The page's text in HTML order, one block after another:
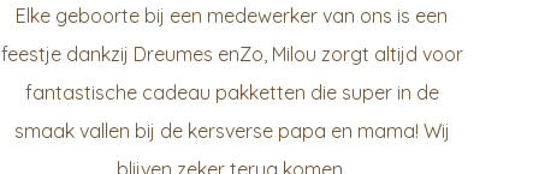
Elke geboorte bij een medewerker van ons is een
feestje dankzij Dreumes enZo, Milou zorgt altijd voor
fantastische cadeau pakketten die super in de
smaak vallen bij de kersverse papa en mama! Wij
blijven zeker terug komen.